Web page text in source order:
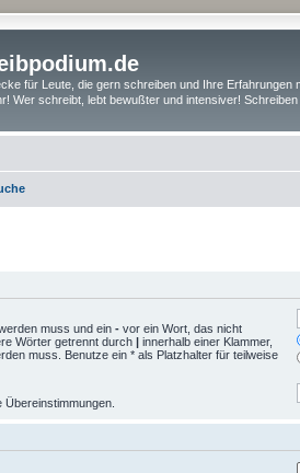
für Leute, die gern schreiben und Ihre Erfahrungen
Wer schreibt, lebt bewußter und intensiver!
muss und ein - vor ein Wort, das nicht
Wörter getrennt durch | innerhalb einer Klammer,
muss. Benutze ein * als Platzhalter für teilweise